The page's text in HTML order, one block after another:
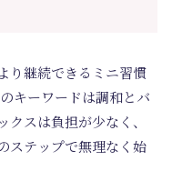
り継続できるミニ習慣
のキーワードは調和とバ
スは負担が少なく、
ステップで無理なく始